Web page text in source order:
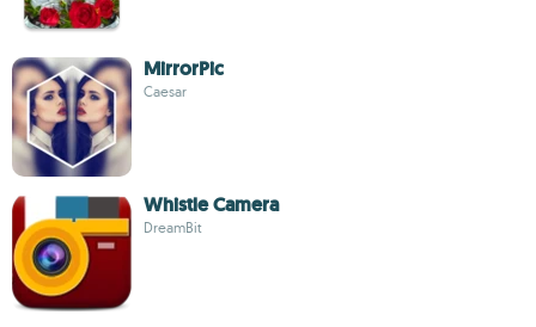
MirrorPic
Caesar
Whistle Camera
DreamBit